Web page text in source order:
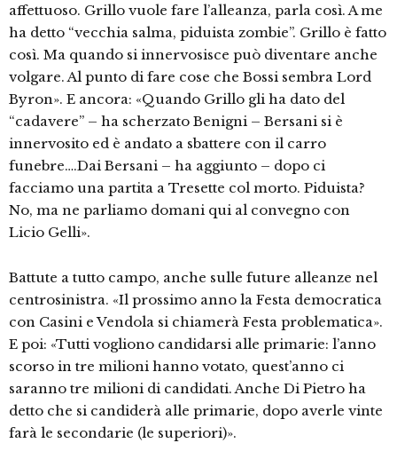
affettuoso. Grillo vuole fare l’alleanza, parla così. A me
ha detto “vecchia salma, piduista zombie”. Grillo è fatto
così. Ma quando si innervosisce può diventare anche
volgare. Al punto di fare cose che Bossi sembra Lord
Byron». E ancora: «Quando Grillo gli ha dato del
“cadavere” – ha scherzato Benigni – Bersani si è
innervosito ed è andato a sbattere con il carro
funebre….Dai Bersani – ha aggiunto – dopo ci
facciamo una partita a Tresette col morto. Piduista?
No, ma ne parliamo domani qui al convegno con
Licio Gelli».
Battute a tutto campo, anche sulle future alleanze nel
centrosinistra. «Il prossimo anno la Festa democratica
con Casini e Vendola si chiamerà Festa problematica».
E poi: «Tutti vogliono candidarsi alle primarie: l’anno
scorso in tre milioni hanno votato, quest’anno ci
saranno tre milioni di candidati. Anche Di Pietro ha
detto che si candiderà alle primarie, dopo averle vinte
farà le secondarie (le superiori)».